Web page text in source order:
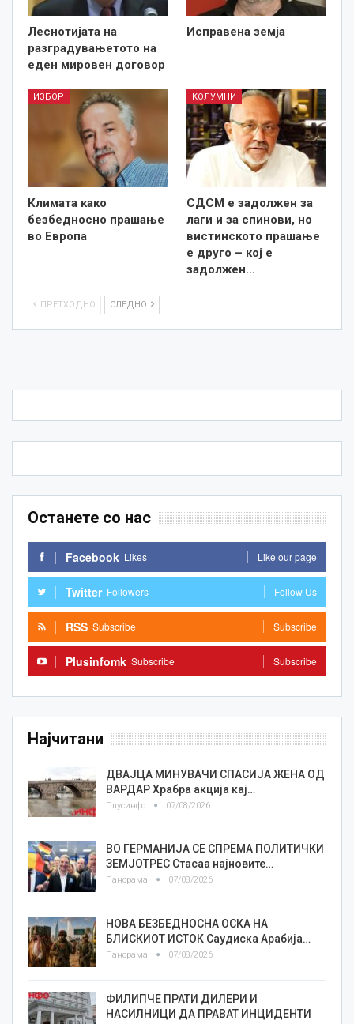
Леснотијата на
разградувањетото на
еден мировен договор
Исправена земја
ИЗБОР
Климата како
безбедносно прашање
во Европа
КОЛУМНИ
СДСМ е задолжен за
лаги и за спинови, но
вистинското прашање
е друго – кој е
задолжен…
ПРЕТХОДНО СЛЕДНО
Останете со нас
Facebook Likes Like our page
Twitter Followers Follow Us
RSS Subscribe Subscribe
Plusinfomk Subscribe Subscribe
Најчитани
ДВАЈЦА МИНУВАЧИ СПАСИЈА ЖЕНА ОД
ВАРДАР Храбра акција кај…
Плусинфо 07/08/2026
ВО ГЕРМАНИЈА СЕ СПРЕМА ПОЛИТИЧКИ
ЗЕМЈОТРЕС Стасаа најновите…
Панорама 07/08/2026
НОВА БЕЗБЕДНОСНА ОСКА НА
БЛИСКИОТ ИСТОК Саудиска Арабија…
Панорама 07/08/2026
ФИЛИПЧЕ ПРАТИ ДИЛЕРИ И
НАСИЛНИЦИ ДА ПРАВАТ ИНЦИДЕНТИ